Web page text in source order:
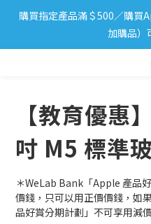
iPhone 17 系
購買指定產品滿＄500／購買
加購品）
iPhone 17 系
【教育優惠
吋 M5 標準
＊WeLab Bank「Apple 產品
價錢，只可以用正價價錢，如
品好賞分期計劃」不可享用減